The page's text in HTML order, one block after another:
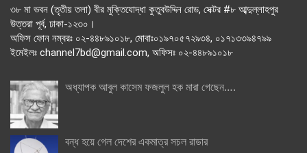
৩৮ মা ভবন (তৃতীয় তলা) বীর মুক্তিযোদ্ধা কুতুবউদ্দিন রোড, সেক্টর #৮ আব্দুল্লাহপুর
উত্তরা পূর্ব, ঢাকা-১২৩০।
অফিস ফোন নম্বরঃ ০২-৪৪৮৯১০১৮, মোবাঃ০১৯৭০৫৭২৯৩৪, ০১৭১৩৩৯৪৭৯৯
ইমেইলঃ channel7bd@gmail.com, অফিসঃ ০২-৪৪৮৯১০১৮
অধ্যাপক আবুল কাসেম ফজলুল হক মারা গেছেন….
বন্ধ হয়ে গেল দেশের একমাত্র সচল রাডার